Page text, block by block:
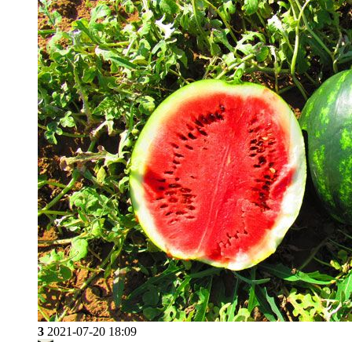
3 2021-07-20 18:09